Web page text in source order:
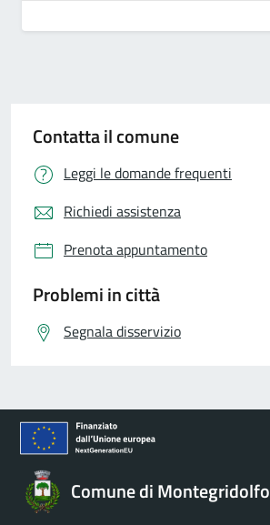
Contatta il comune
Leggi le domande frequenti
Richiedi assistenza
Prenota appuntamento
Problemi in città
Segnala disservizio
Comune di Montegridolfo